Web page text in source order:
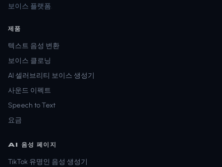
보이스 플랫폼.
제품
텍스트 음성 변환
보이스 클로닝
AI 셀러브리티 보이스 생성기
사운드 이펙트
Speech to Text
요금
AI 음성 페이지
TikTok 유명인 음성 생성기